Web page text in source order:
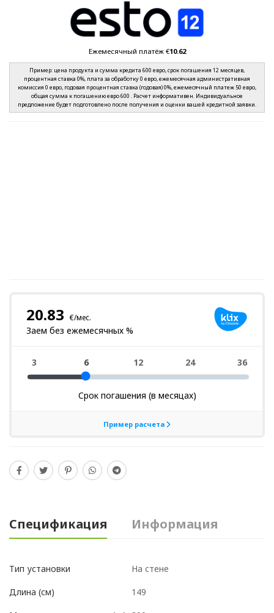
Ежемесячный платёж €10.62
Пример: цена продукта и сумма кредита 600 евро, срок погашения 12 месяцев,
процентная ставка 0%, плата за обработку 0 евро, ежемесячная административная
комиссия 0 евро, годовая процентная ставка (годовая) 0%, ежемесячный платеж 50 евро,
общая сумма к погашению евро 600 . Расчет информативен. Индивидуальное
предложение будет подготовлено после получения и оценки вашей кредитной заявки.
Спецификация Информация
Тип установки На стене
Длина (см) 149